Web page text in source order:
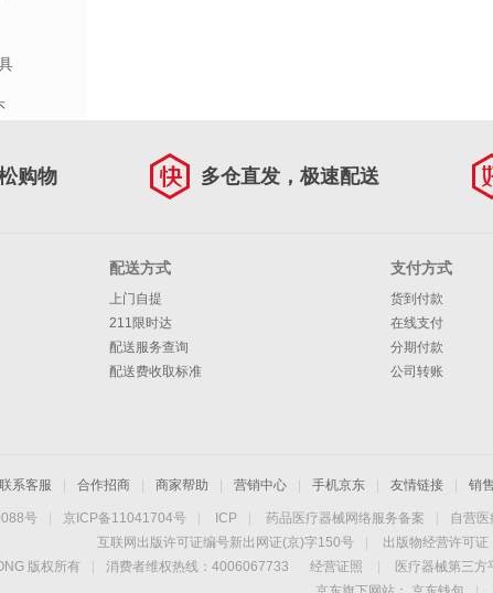
购物 多仓直发，极速配送
配送方式
上门自提
211限时达
配送服务查询
配送费收取标准
支付方式
货到付款
在线支付
分期付款
公司转账
联系客服 合作招商 商家帮助 营销中心 手机京东 友情链接 销
号 京ICP备11041704号 ICP 药品医疗器械网络服务备案 自营
互联网出版许可证编号新出网证(京)字150号
出版物经营许可证
版权所有 消费者维权热线：4006067733 经营证照 医疗器械第三